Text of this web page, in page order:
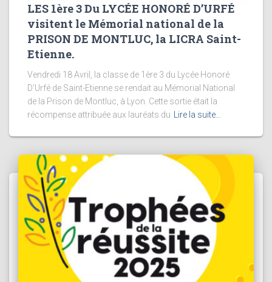
LES 1ère 3 Du LYCÉE HONORÉ D’URFÉ
visitent le Mémorial national de la
PRISON DE MONTLUC, la LICRA Saint-
Etienne.
Vendredi 18 Avril, la classe de 1ère 3 du Lycée Honoré
D’Urfé de Saint-Etienne se rendait au Mémorial National
de la Prison de Montluc, à Lyon. Cette sortie était la
récompense attribuée aux lauréats du
Lire la suite…